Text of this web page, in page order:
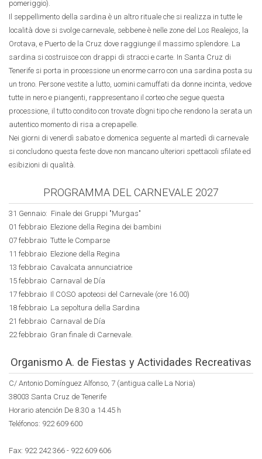
pomeriggio).
Il seppellimento della sardina è un altro rituale che si realizza in tutte le
località dove si svolge carnevale, sebbene è nelle zone del Los Realejos, la
Orotava, e Puerto de la Cruz dove raggiunge il massimo splendore. La
sardina si costruisce con drappi di stracci e carte. In Santa Cruz di
Tenerife si porta in processione un enorme carro con una sardina posta su
un trono. Persone vestite a lutto, uomini camuffati da donne incinta, vedove
tutte in nero e piangenti, rappresentano il corteo che segue questa
processione, il tutto condito con trovate d’ogni tipo che rendono la serata un
autentico momento di risa a crepapelle.
Nei giorni di venerdì sabato e domenica seguente al martedì di carnevale
si concludono questa feste dove non mancano ulteriori spettacoli sfilate ed
esibizioni di qualità.
PROGRAMMA DEL CARNEVALE 2027
31 Gennaio: Finale dei Gruppi "Murgas"
01 febbraio Elezione della Regina dei bambini
07 febbraio Tutte le Comparse
11 febbraio Elezione della Regina
13 febbraio Cavalcata annunciatrice
15 febbraio Carnaval de Día
17 febbraio Il COSO apoteosi del Carnevale (ore 16.00)
18 febbraio La sepoltura della Sardina
21 febbraio Carnaval de Día
22 febbraio Gran finale di Carnevale.
Organismo A. de Fiestas y Actividades Recreativas
C/ Antonio Domínguez Alfonso, 7 (antigua calle La Noria)
38003 Santa Cruz de Tenerife
Horario atención De 8.30 a 14.45 h
Teléfonos: 922 609 600
Fax: 922 242 366 - 922 609 606